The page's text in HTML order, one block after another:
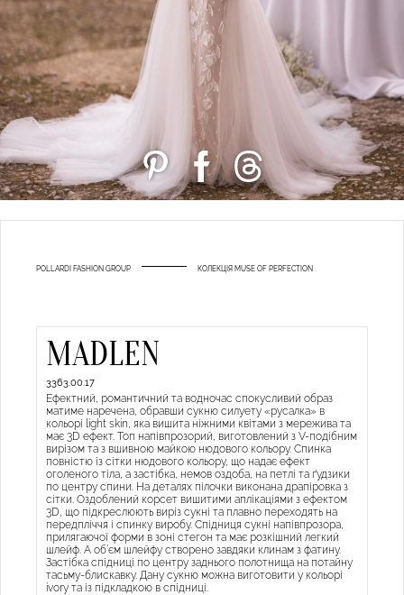
POLLARDI FASHION GROUP КОЛЕКЦІЯ MUSE OF PERFECTION
MADLEN
3363.00.17
Ефектний, романтичний та водночас спокусливий образ
матиме наречена, обравши сукню силуету «русалка» в
кольорі light skin, яка вишита ніжними квітами з мережива та
має 3D ефект. Топ напівпрозорий, виготовлений з V-подібним
вирізом та з вшивною майкою нюдового кольору. Спинка
повністю із сітки нюдового кольору, що надає ефект
оголеного тіла, а застібка, немов оздоба, на петлі та ґудзики
по центру спини. На деталях пілочки виконана драпіровка з
сітки. Оздоблений корсет вишитими аплікаціями з ефектом
3D, що підкреслюють виріз сукні та плавно переходять на
передпліччя і спинку виробу. Спідниця сукні напівпрозора,
прилягаючої форми в зоні стегон та має розкішний легкий
шлейф. А об’єм шлейфу створено завдяки клинам з фатину.
Застібка спідниці по центру заднього полотнища на потайну
тасьму-блискавку. Дану сукню можна виготовити у кольорі
ivory та із підкладкою в спідниці.